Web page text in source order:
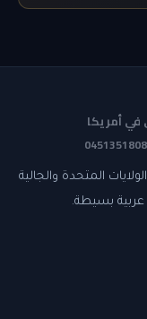
في أمريكا
المتحدة والجالية
عربية بسيطة.